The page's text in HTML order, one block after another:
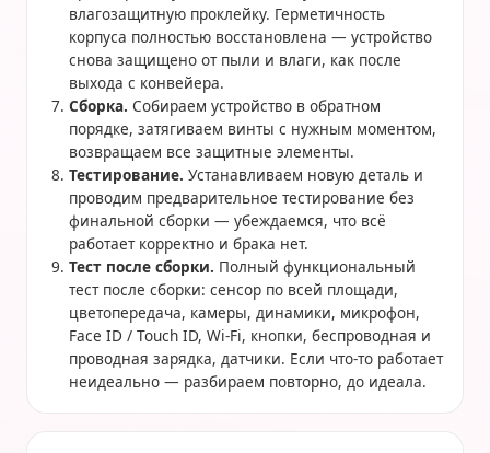
влагозащитную проклейку. Герметичность
корпуса полностью восстановлена — устройство
снова защищено от пыли и влаги, как после
выхода с конвейера.
Сборка. Собираем устройство в обратном
порядке, затягиваем винты с нужным моментом,
возвращаем все защитные элементы.
Тестирование. Устанавливаем новую деталь и
проводим предварительное тестирование без
финальной сборки — убеждаемся, что всё
работает корректно и брака нет.
Тест после сборки. Полный функциональный
тест после сборки: сенсор по всей площади,
цветопередача, камеры, динамики, микрофон,
Face ID / Touch ID, Wi-Fi, кнопки, беспроводная и
проводная зарядка, датчики. Если что-то работает
неидеально — разбираем повторно, до идеала.